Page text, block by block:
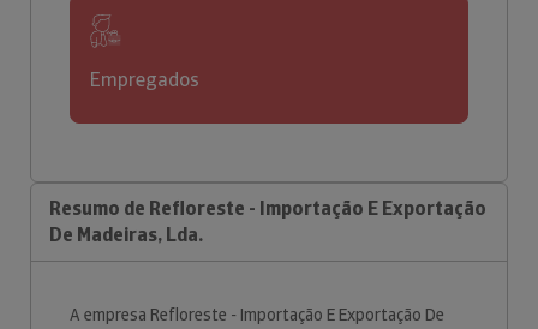
Empregados
Resumo de Refloreste - Importação E Exportação
De Madeiras, Lda.
A empresa Refloreste - Importação E Exportação De